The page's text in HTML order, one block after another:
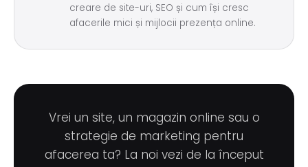
creare de site-uri, SEO și cum își cresc
afacerile mici și mijlocii prezența online.
Vrei un site, un magazin online sau o
strategie de marketing pentru
afacerea ta? La noi vezi de la început